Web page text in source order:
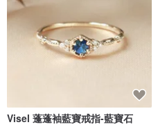
Visel 蓬蓬袖藍寶戒指-藍寶石